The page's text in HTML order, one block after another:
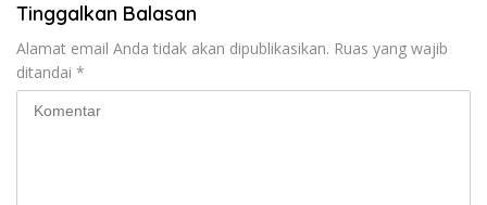
Tinggalkan Balasan
Alamat email Anda tidak akan dipublikasikan. Ruas yang wajib
ditandai *